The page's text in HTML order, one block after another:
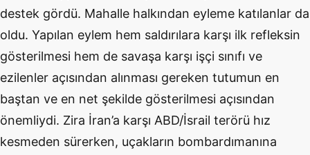
destek gördü. Mahalle halkından eyleme katılanlar da
oldu. Yapılan eylem hem saldırılara karşı ilk refleksin
gösterilmesi hem de savaşa karşı işçi sınıfı ve
ezilenler açısından alınması gereken tutumun en
baştan ve en net şekilde gösterilmesi açısından
önemliydi. Zira İran’a karşı ABD/İsrail terörü hız
kesmeden sürerken, uçakların bombardımanına